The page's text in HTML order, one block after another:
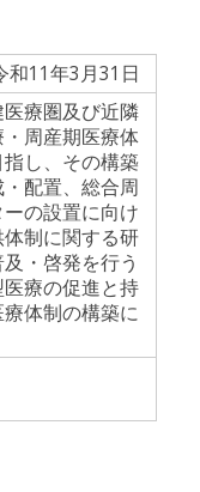
和11年3月31日
療圏及び近隣
周産期医療体
し、その構築
配置、総合周
の設置に向け
制に関する研
・啓発を行う
療の促進と持
体制の構築に